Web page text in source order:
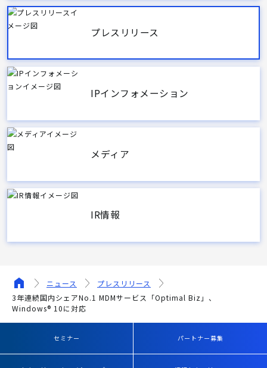
プレスリリース
IPインフォメーション
メディア
IR情報
ニュース
プレスリリース
3年連続国内シェアNo.1 MDMサービス「Optimal Biz」、
Windows® 10に対応
セミナー パートナー募集